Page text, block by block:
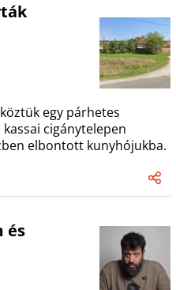
egy párhetes
cigánytelepen
elbontott kunyhójukba.
és